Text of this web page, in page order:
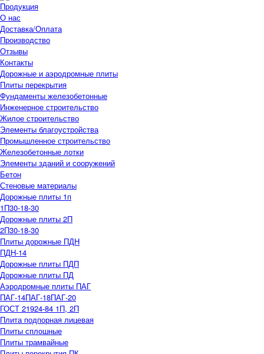
Продукция
О нас
Доставка/Оплата
Производство
Отзывы
Контакты
Дорожные и аэродромные плиты
Плиты перекрытия
Фундаменты железобетонные
Инженерное строительство
Жилое строительство
Элементы благоустройства
Промышленное строительство
Железобетонные лотки
Элементы зданий и сооружений
Бетон
Стеновые материалы
Дорожные плиты 1п
1П30-18-30
Дорожные плиты 2П
2П30-18-30
Плиты дорожные ПДН
ПДН-14
Дорожные плиты ПДП
Дорожные плиты ПД
Аэродромные плиты ПАГ
ПАГ-14ПАГ-18ПАГ-20
ГОСТ 21924-84 1П, 2П
Плита подпорная лицевая
Плиты сплошные
Плиты трамвайные